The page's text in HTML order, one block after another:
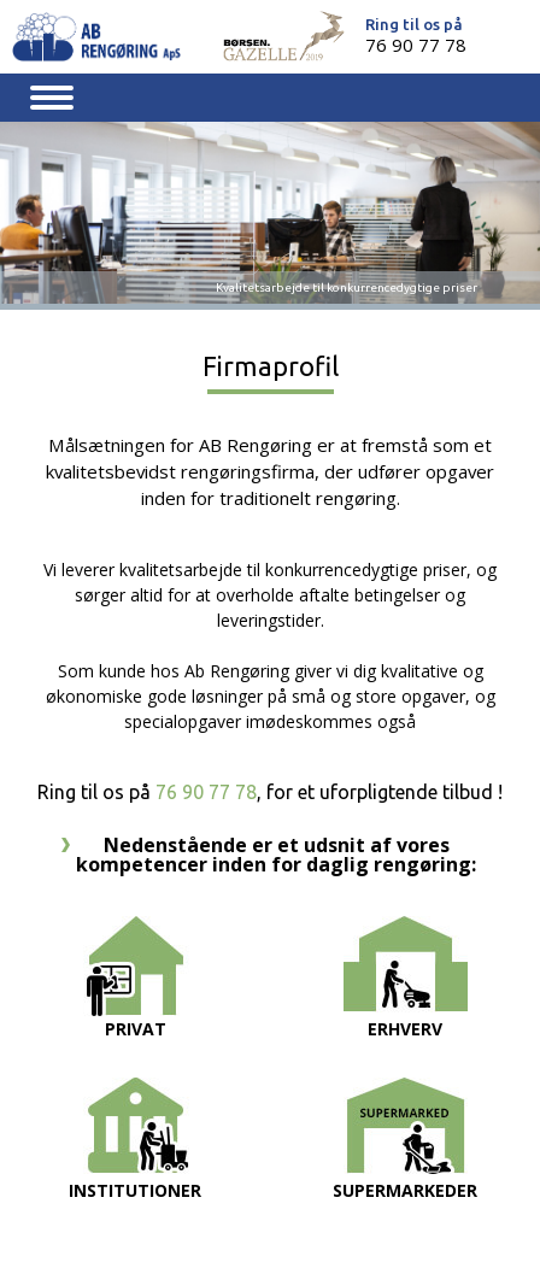
Skip
content
Ring til os på
76 90 77 78
Kvalitetsarbejde til konkurrencedygtige priser
Firmaprofil
Målsætningen for AB Rengøring er at fremstå som et
kvalitetsbevidst rengøringsfirma, der udfører opgaver
inden for traditionelt rengøring.
Vi leverer kvalitetsarbejde til konkurrencedygtige priser, og
sørger altid for at overholde aftalte betingelser og
leveringstider.
Som kunde hos Ab Rengøring giver vi dig kvalitative og
økonomiske gode løsninger på små og store opgaver, og
specialopgaver imødeskommes også
Ring til os på 76 90 77 78, for et uforpligtende tilbud !
Nedenstående er et udsnit af vores
kompetencer inden for daglig rengøring:
PRIVAT ERHVERV
INSTITUTIONER SUPERMARKEDER